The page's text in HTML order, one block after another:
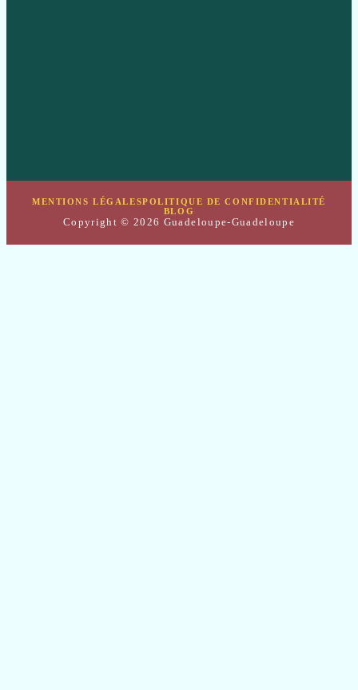
MENTIONS LÉGALESPOLITIQUE DE CONFIDENTIALITÉ
BLOG
Copyright © 2026 Guadeloupe-Guadeloupe